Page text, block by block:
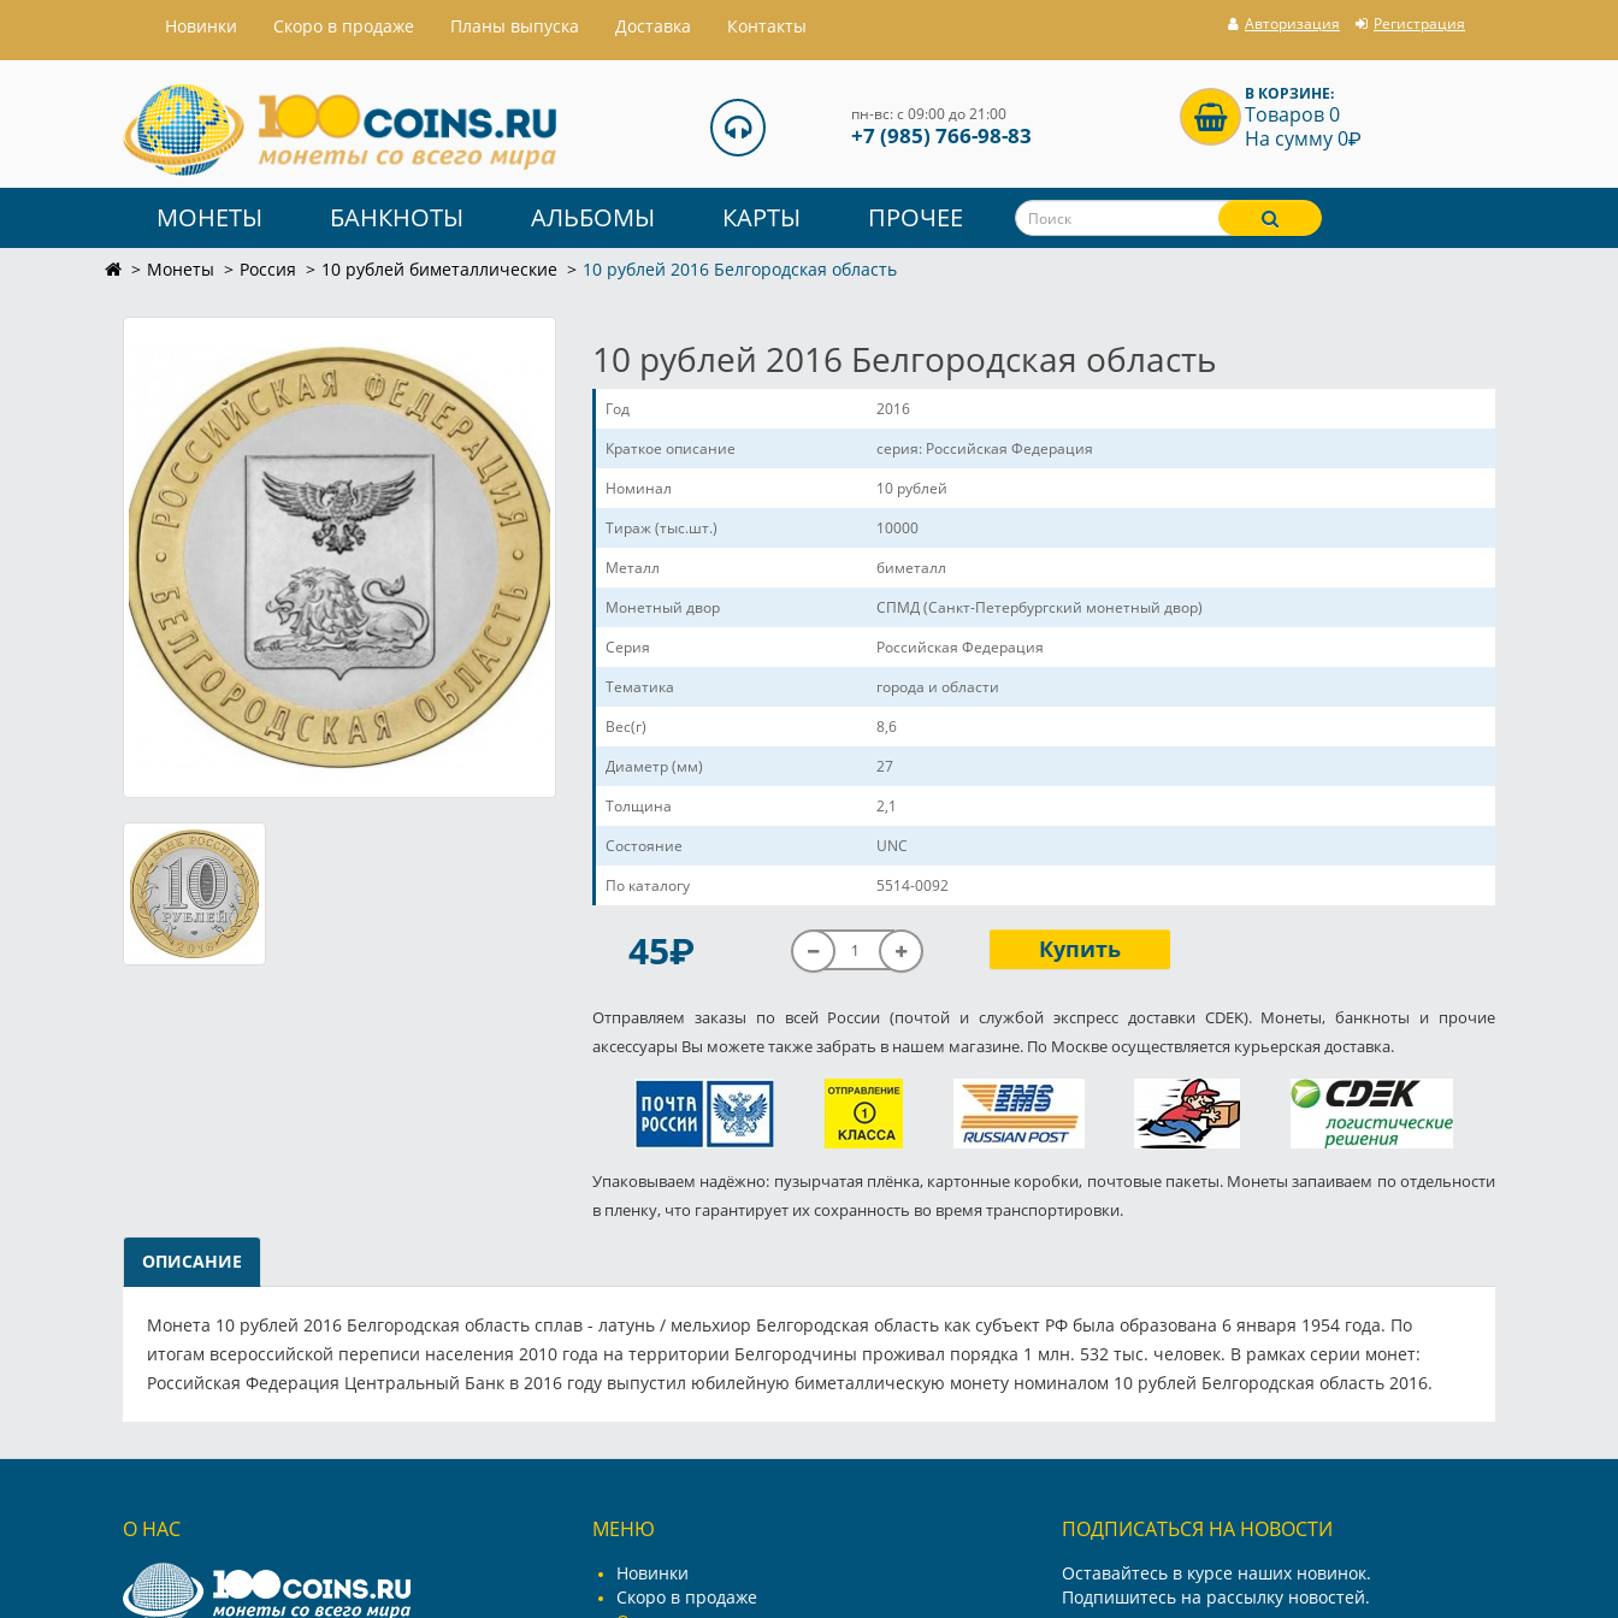
Hовинки Скоро в продаже Планы выпуска Доставка Контакты Авторизация Регистрация
пн-вс: с 09:00 до 21:00
+7 (985) 766-98-83
В КОРЗИНЕ:
Товаров 0
На сумму 0P
МОНЕТЫ БАНКНОТЫ АЛЬБОМЫ КАРТЫ ПРОЧЕЕ
Монеты Россия 10 рублей биметаллические 10 рублей 2016 Белгородская область
10 рублей 2016 Белгородская область
Год
2016
Краткое описание
серия: Российская Федерация
Номинал
10 рублей
Тираж (тыс.шт.)
10000
Металл
биметалл
Монетный двор
СПМД (Санкт-Петербургский монетный двор)
Серия
Российская Федерация
Тематика
города и области
Вес(г)
8,6
Диаметр (мм)
27
Толщина
2,1
Состояние
UNC
По каталогу
5514-0092
45P Купить
Отправляем заказы по всей России (почтой и службой экспресс доставки CDEK). Монеты, банкноты и прочие
аксессуары Вы можете также забрать в нашем магазине. По Москве осуществляется курьерская доставка.
Упаковываем надёжно: пузырчатая плёнка, картонные коробки, почтовые пакеты. Монеты запаиваем по отдельности
в пленку, что гарантирует их сохранность во время транспортировки.
ОПИСАНИЕ
Монета 10 рублей 2016 Белгородская область сплав - латунь / мельхиор Белгородская область как субъект РФ была образована 6 января 1954 года. По
итогам всероссийской переписи населения 2010 года на территории Белгородчины проживал порядка 1 млн. 532 тыс. человек. В рамках серии монет:
Российская Федерация Центральный Банк в 2016 году выпустил юбилейную биметаллическую монету номиналом 10 рублей Белгородская область 2016.
О НАС МЕНЮ
Новинки
Скоро в продаже
ПОДПИСАТЬСЯ НА НОВОСТИ
Оставайтесь в курсе наших новинок.
Подпишитесь на рассылку новостей.